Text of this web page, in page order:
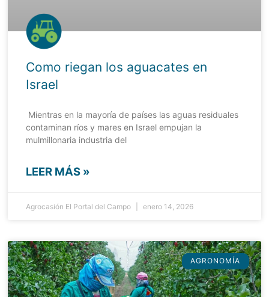
Como riegan los aguacates en
Israel
Mientras en la mayoría de países las aguas residuales
contaminan ríos y mares en Israel empujan la
mulmillonaria industria del
LEER MÁS »
Agrocasión El Portal del Campo enero 14, 2026
AGRONOMÍA